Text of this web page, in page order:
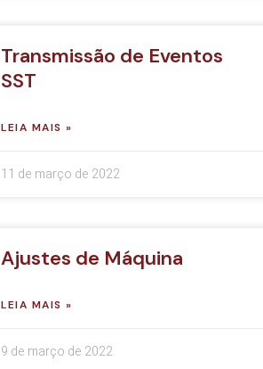
Transmissão de Eventos
SST
LEIA MAIS »
11 de março de 2022
Ajustes de Máquina
LEIA MAIS »
9 de março de 2022